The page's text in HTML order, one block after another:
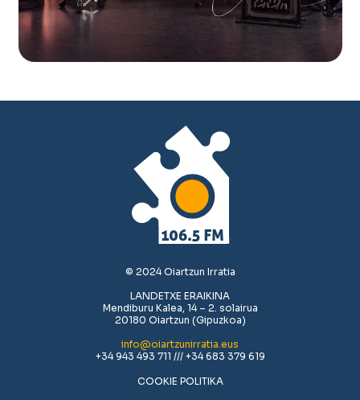
© 2024 Oiartzun Irratia
LANDETXE ERAIKINA
Mendiburu Kalea, 14 – 2. solairua
20180 Oiartzun (Gipuzkoa)
info@oiartzunirratia.eus
+34 943 493 711 /// +34 683 379 619
COOKIE POLITIKA